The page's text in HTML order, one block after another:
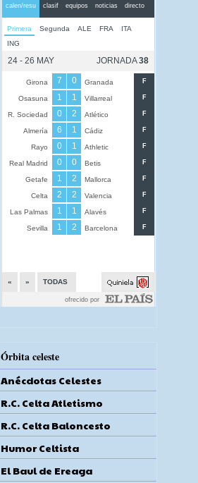
Órbita celeste
Anécdotas Celestes
R.C. Celta Atletismo
R.C. Celta Baloncesto
Humor Celtista
El Baul de Ereaga